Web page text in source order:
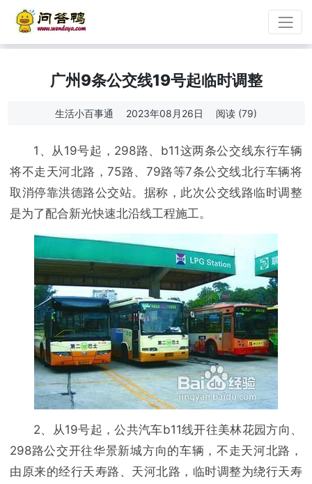
广州9条公交线19号起临时调整
生活小百事通 2023年08月26日 阅读 (79)
1、从19号起，298路、b11这两条公交线东行车辆
将不走天河北路，75路、79路等7条公交线北行车辆将
取消停靠洪德路公交站。据称，此次公交线路临时调整
是为了配合新光快速北沿线工程施工。
2、从19号起，公共汽车b11线开往美林花园方向、
298路公交开往华景新城方向的车辆，不走天河北路，
由原来的经行天寿路、天河北路，临时调整为绕行天寿